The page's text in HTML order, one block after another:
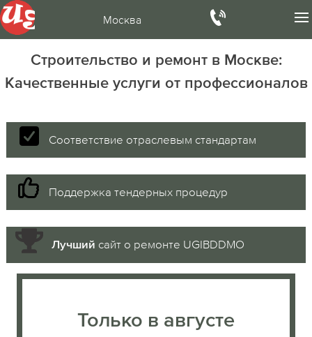
Москва
Строительство и ремонт в Москве:
Качественные услуги от профессионалов
Соответствие отраслевым стандартам
Поддержка тендерных процедур
Лучший сайт о ремонте UGIBDDMO
Только в августе